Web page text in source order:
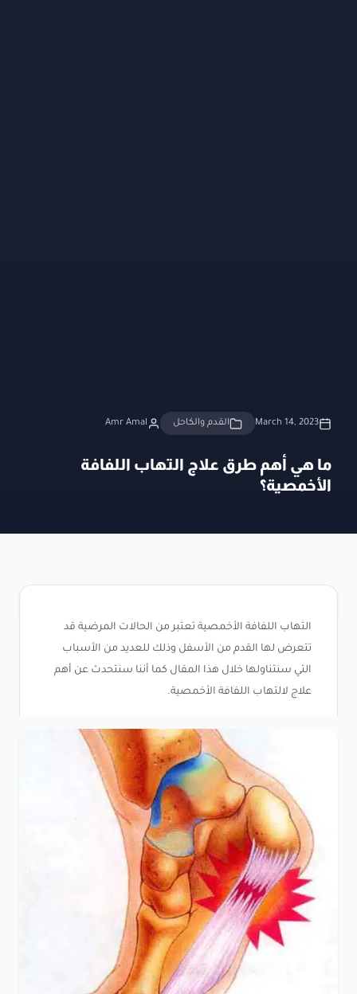
March 14, 2023 القدم والكاحل Amr Amal
ما هي أهم طرق علاج التهاب اللفافة
الأخمصية؟
التهاب اللفافة الأخمصية تعتبر من الحالات المرضية قد
تتعرض لها القدم من الأسفل وذلك للعديد من الأسباب
التي سنتناولها خلال هذا المقال كما أننا سنتحدث عن أهم
علاج لالتهاب اللفافة الأخمصية.